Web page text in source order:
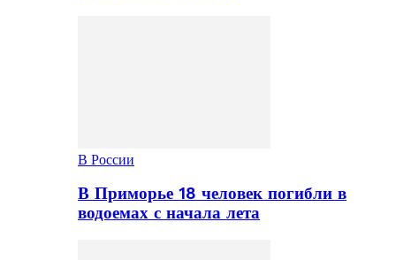
В России
В Приморье 18 человек погибли в
водоемах с начала лета